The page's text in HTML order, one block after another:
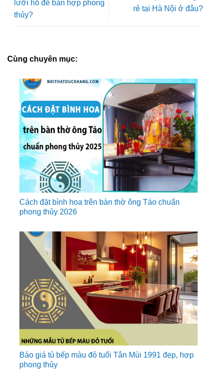
lưỡi hổ để bàn hợp phong
thủy?
rẻ tại Hà Nội ở đâu?
Cùng chuyên mục:
Cách đặt bình hoa trên bàn thờ ông Táo chuẩn
phong thủy 2026
Báo giá tủ bếp màu đỏ tuổi Tân Mùi 1991 đẹp, hợp
phong thủy